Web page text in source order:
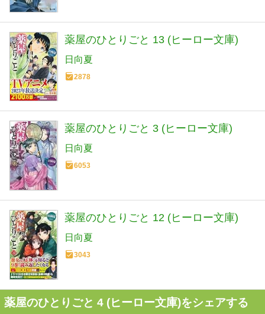
薬屋のひとりごと 13 (ヒーロー文庫)
日向夏
2878
薬屋のひとりごと 3 (ヒーロー文庫)
日向夏
6053
薬屋のひとりごと 12 (ヒーロー文庫)
日向夏
3043
薬屋のひとりごと 4 (ヒーロー文庫)をシェアする